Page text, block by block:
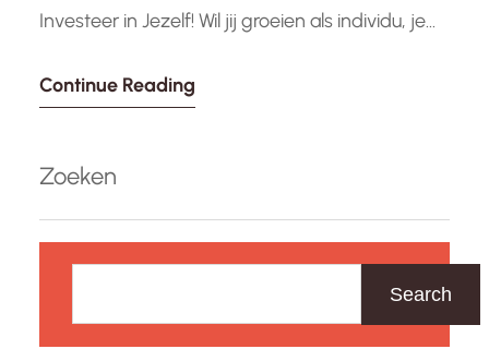
Investeer in Jezelf! Wil jij groeien als individu, je
potentieel volledig benutten? Dan is een
de kans om te reflecteren op jezelf, nieuwe
inzichten op te doen…
Continue Reading
Zoeken
k
Search